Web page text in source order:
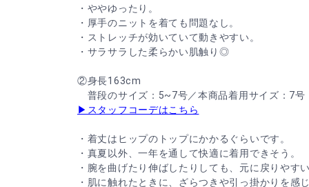
・ややゆったり。
・厚手のニットを着ても問題なし。
・ストレッチが効いていて動きやすい。
・サラサラした柔らかい肌触り◎
②身長163cm
普段のサイズ：5~7号／本商品着用サイズ：7号
▶スタッフコーデはこちら
・着丈はヒップのトップにかかるぐらいです。
・真夏以外、一年を通して快適に着用できそう。
・腕を曲げたり伸ばしたりしても、元に戻りやすい
・肌に触れたときに、ざらつきや引っ掛かりを感じ